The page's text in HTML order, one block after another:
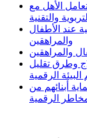
الأهل مع
والتقنية
عند الأطفال
والمراهقين
والمراهقين
وطرق تقليل
الرقمية
أبنائهم من
الرقمية